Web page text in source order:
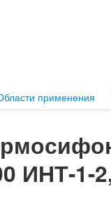
применения
ИНТ-1-